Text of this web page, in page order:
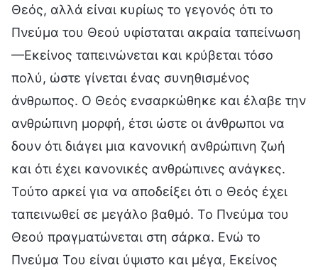
Θεός, αλλά είναι κυρίως το γεγονός ότι το
Πνεύμα του Θεού υφίσταται ακραία ταπείνωση
—Εκείνος ταπεινώνεται και κρύβεται τόσο
πολύ, ώστε γίνεται ένας συνηθισμένος
άνθρωπος. Ο Θεός ενσαρκώθηκε και έλαβε την
ανθρώπινη μορφή, έτσι ώστε οι άνθρωποι να
δουν ότι διάγει μια κανονική ανθρώπινη ζωή
και ότι έχει κανονικές ανθρώπινες ανάγκες.
Τούτο αρκεί για να αποδείξει ότι ο Θεός έχει
ταπεινωθεί σε μεγάλο βαθμό. Το Πνεύμα του
Θεού πραγματώνεται στη σάρκα. Ενώ το
Πνεύμα Του είναι ύψιστο και μέγα, Εκείνος